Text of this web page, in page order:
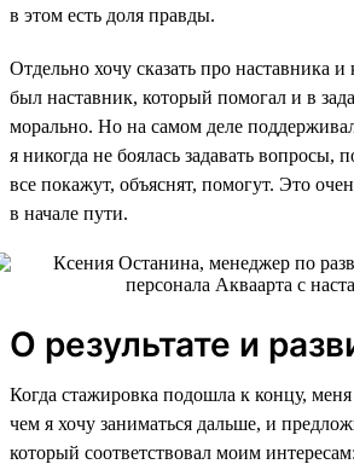
в этом есть доля правды.
Отдельно хочу сказать про наставника
был наставник, который помогал и в
морально. Но на самом деле
я никогда не боялась задавать вопросы,
все покажут, объяснят, помогут. Это
в начале пути.
О результате и
Когда стажировка подошла к концу,
чем я хочу заниматься дальше, и
который соответствовал моим